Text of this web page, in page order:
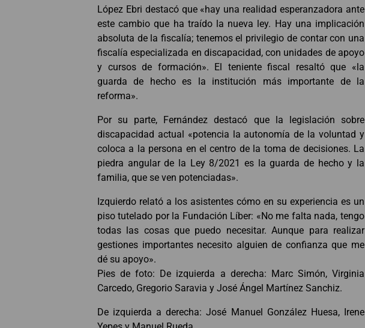
López Ebri destacó que «hay una realidad esperanzadora ante
este cambio que ha traído la nueva ley. Hay una implicación
absoluta de la fiscalía; tenemos el privilegio de contar con una
fiscalía especializada en discapacidad, con unidades de apoyo
y cursos de formación». El teniente fiscal resaltó que «la
guarda de hecho es la institución más importante de la
reforma».
Por su parte, Fernández destacó que la legislación sobre
discapacidad actual «potencia la autonomía de la voluntad y
coloca a la persona en el centro de la toma de decisiones. La
piedra angular de la Ley 8/2021 es la guarda de hecho y la
familia, que se ven potenciadas».
Izquierdo relató a los asistentes cómo en su experiencia es un
piso tutelado por la Fundación Líber: «No me falta nada, tengo
todas las cosas que puedo necesitar. Aunque para realizar
gestiones importantes necesito alguien de confianza que me
dé su apoyo».
Pies de foto: De izquierda a derecha: Marc Simón, Virginia
Carcedo, Gregorio Saravia y José Ángel Martínez Sanchiz.
De izquierda a derecha: José Manuel González Huesa, Irene